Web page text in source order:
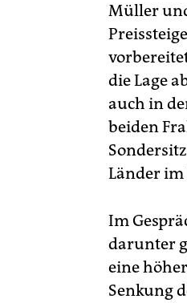
Müller
die Lage
auch in
beiden
Länder
Im
darunter
eine
Senkung